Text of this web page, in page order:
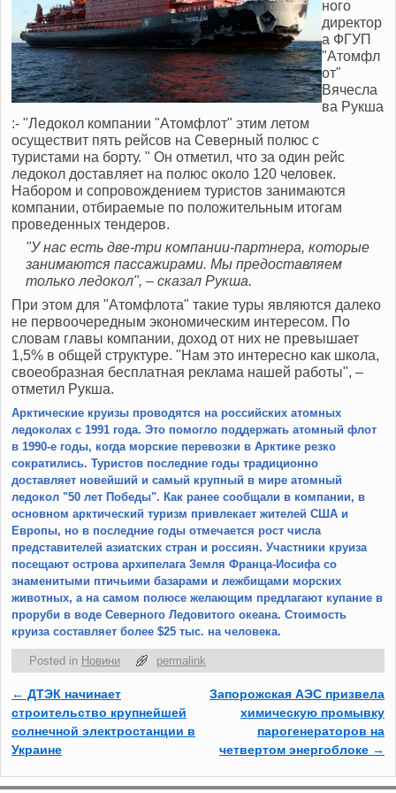
ного
директор
а ФГУП
"Атомфл
от"
Вячесла
ва Рукша
:- "Ледокол компании "Атомфлот" этим летом
осуществит пять рейсов на Северный полюс с
туристами на борту. " Он отметил, что за один рейс
ледокол доставляет на полюс около 120 человек.
Набором и сопровождением туристов занимаются
компании, отбираемые по положительным итогам
проведенных тендеров.
"У нас есть две-три компании-партнера, которые
занимаются пассажирами. Мы предоставляем
только ледокол", – сказал Рукша.
При этом для "Атомфлота" такие туры являются далеко
не первоочередным экономическим интересом. По
словам главы компании, доход от них не превышает
1,5% в общей структуре. "Нам это интересно как школа,
своеобразная бесплатная реклама нашей работы", –
отметил Рукша.
Арктические круизы проводятся на российских атомных
ледоколах с 1991 года. Это помогло поддержать атомный флот
в 1990-е годы, когда морские перевозки в Арктике резко
сократились. Туристов последние годы традиционно
доставляет новейший и самый крупный в мире атомный
ледокол "50 лет Победы". Как ранее сообщали в компании, в
основном арктический туризм привлекает жителей США и
Европы, но в последние годы отмечается рост числа
представителей азиатских стран и россиян. Участники круиза
посещают острова архипелага Земля Франца-Иосифа со
знаменитыми птичьими базарами и лежбищами морских
животных, а на самом полюсе желающим предлагают купание в
проруби в воде Северного Ледовитого океана. Стоимость
круиза составляет более $25 тыс. на человека.
Posted in Новини permalink
Post navigation
← ДТЭК начинает
строительство крупнейшей
солнечной электростанции в
Украине
Запорожская АЭС призвела
химическую промывку
парогенераторов на
четвертом энергоблоке →